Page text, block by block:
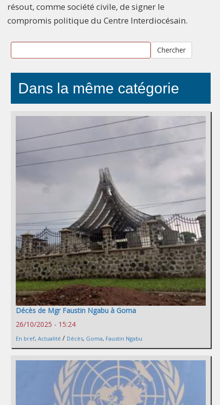
résout, comme société civile, de signer le
compromis politique du Centre Interdiocésain.
Chercher
Dans la même catégorie
Décès de Mgr Faustin Ngabu à Goma
26/10/2025 - 15:24
En bref, Actualité / Décès, Goma, Faustin Ngabu